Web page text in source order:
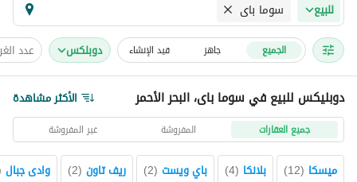
للبيع سوما باى
الجميع جاهز قيد الإنشاء دوبلكس عدد
دوبليكس للبيع في سوما باى، البحر الأحمر الأكثر مشاهدة
جميع العقارات المفروشة غير المفروشة
ميسكا (
12
) بلانكا (
4
) باي ويست (
2
) ريف تاون (
2
) وادى جبال